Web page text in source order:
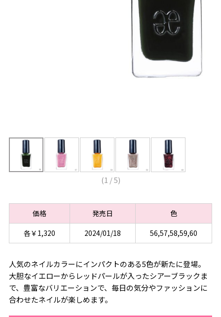
(1 /5)
価格 発売日
色
各￥1,320
2024/01/18 56,57,58,59,60
人気のネイルカラーにインパクトのある5色が新たに登場。
大胆なイエローからレッドパールが入ったシアーブラックま
で、豊富なバリエーションで、毎日の気分やファッションに
合わせたネイルが楽しめます。